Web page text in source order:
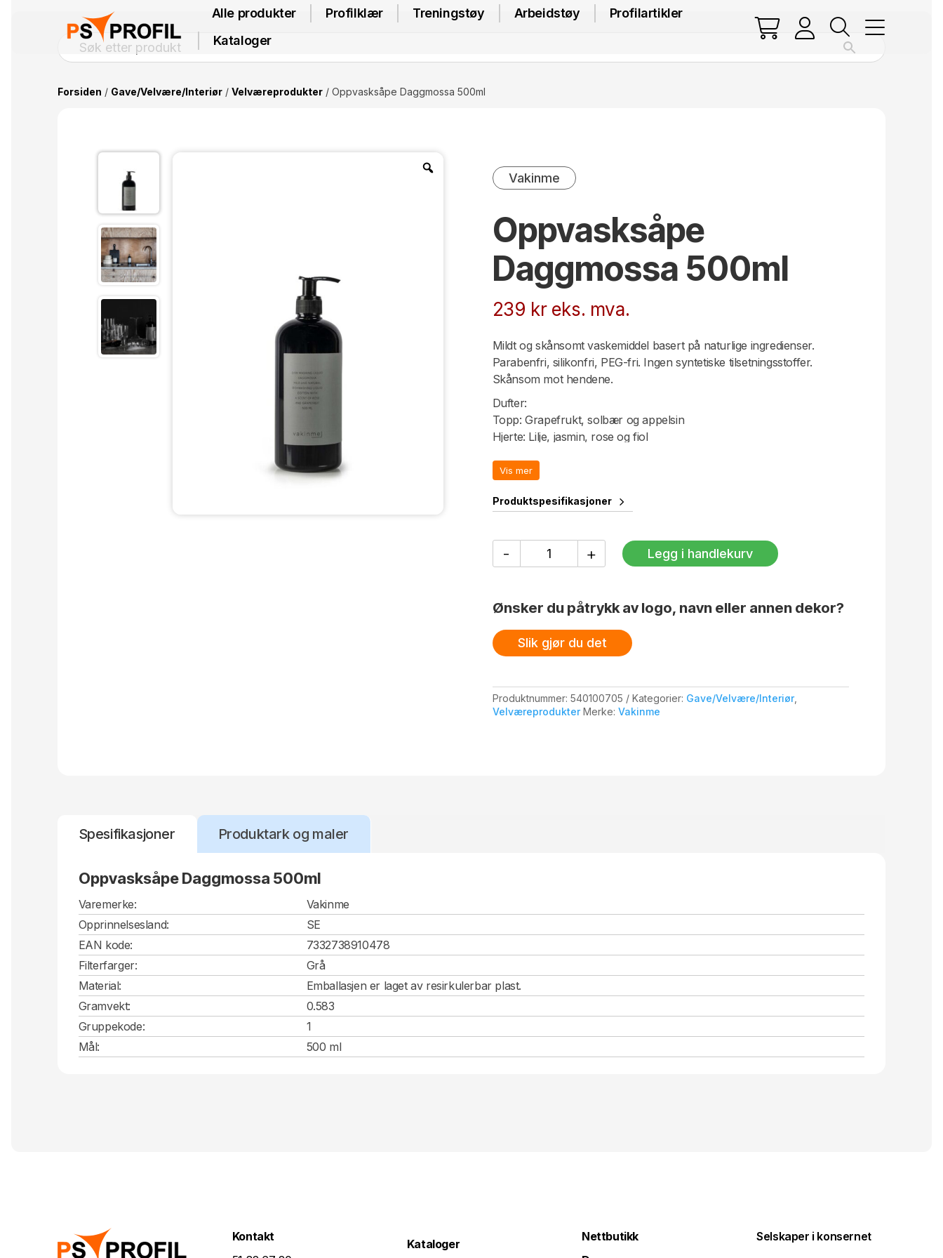
Alle produkter Profilklær Treningstøy Arbeidstøy
Profilartikler
Kataloger
Forsiden / Gave/Velvære/Interiør/ Velværeprodukter/ Oppvasksåpe Daggmossa 500ml
Vakinme
Oppvasksåpe
Daggmossa 500ml
239 kr eks. mva.
Mildt og skånsomt vaskemiddel basert på naturlige ingredienser.
Parabenfri, silikonfri, PEG-fri. Ingen syntetiske tilsetningsstoffer.
Skånsom mot hendene.
Dufter:
Topp: Grapefrukt, solbær og appelsin
Hjerte: Lilje, jasmin, rose og fiol
Egenskaper:
Appelsin: Beroligende og humørforbedrende
Grapefrukt: Oppfriskende og humørforbedrende
Sedertre: Beroligende
Vis mer
Produktspesifikasjoner
-
Daggmossa
+ Legg i handlekurv
Ønsker du påtrykk av logo, navn eller annen dekor?
Slik gjør du det
Produktnummer: 540100705 Kategorier: Gave/Velvære/Interiør,
Velværeprodukter Merke: Vakinme
Spesifikasjoner Produktark og maler
Oppvasksåpe Daggmossa 500ml
Varemerke:
Vakinme
Opprinnelsesland:
SE
EAN kode:
7332738910478
Filterfarger:
Grå
Material:
Emballasjen er laget av resirkulerbar plast.
Gramvekt:
0.583
Gruppekode:
1
Mål:
500 ml
Kontakt
Kataloger
Nettbutikk
Selskaper i konsernet